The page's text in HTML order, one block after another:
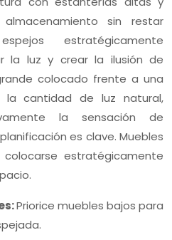
sin restar
estratégicamente
la luz y crear la ilusión de
colocado frente a una
la cantidad de luz natural,
la sensación de
es clave. Muebles
estratégicamente
Priorice muebles bajos para